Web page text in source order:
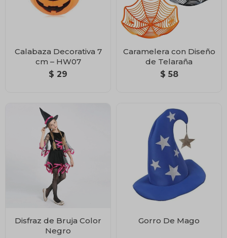
Calabaza Decorativa 7
cm – HW07
$ 29
Caramelera con Diseño
de Telaraña
$ 58
Disfraz de Bruja Color
Negro
Gorro De Mago